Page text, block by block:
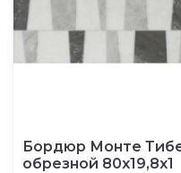
Бордюр Монте
обрезной 80x19,8x1